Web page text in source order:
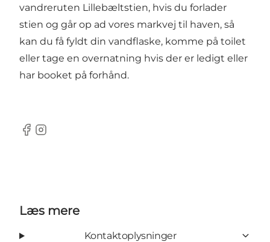
vandreruten Lillebæltstien, hvis du forlader
stien og går op ad vores markvej til haven, så
kan du få fyldt din vandflaske, komme på toilet
eller tage en overnatning hvis der er ledigt eller
har booket på forhånd.
Facebook
Instagram
Læs mere
Kontaktoplysninger